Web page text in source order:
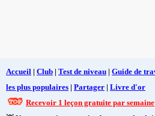
Accueil | Club | Test de niveau | Guide de
les plus populaires | Partager | Livre d'or
Recevoir 1 leçon gratuite par semaine